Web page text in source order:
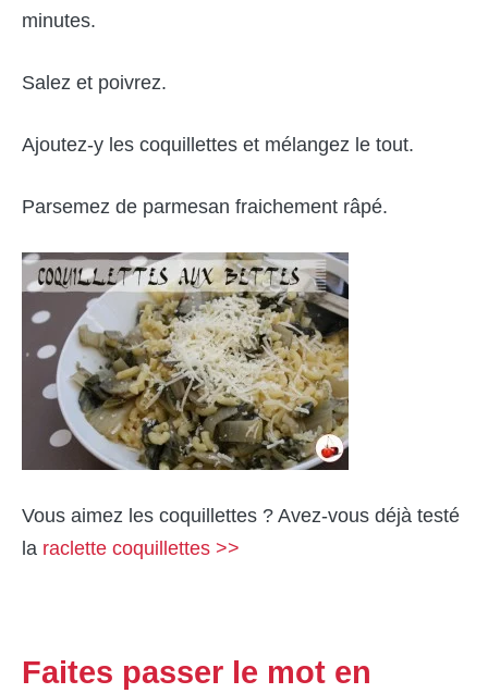
minutes.
Salez et poivrez.
Ajoutez-y les coquillettes et mélangez le tout.
Parsemez de parmesan fraichement râpé.
Vous aimez les coquillettes ? Avez-vous déjà testé
la raclette coquillettes >>
Faites passer le mot en